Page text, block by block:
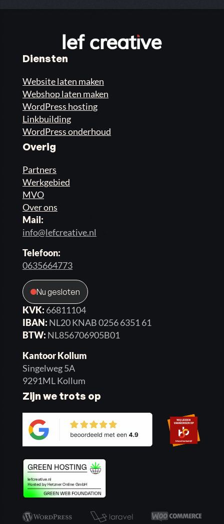
Diensten
Website laten maken
Webshop laten maken
WordPress hosting
Linkbuilding
WordPress onderhoud
Overig
Partners
Werkgebied
MVO
Over ons
Mail:
info@lefcreative.nl
Telefoon:
0635664773
Nu gesloten
KVK: 66811104
IBAN: NL20 KNAB 0256 6351 61
BTW: NL856706905B01
Kantoor Kollum
Singelweg 5A
9291ML Kollum
Zijn we trots op